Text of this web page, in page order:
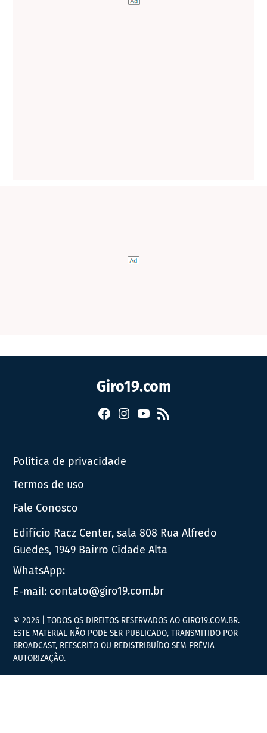
Giro19.com
FacebookInstagram
YouTube
RSS
Política de privacidade
Termos de uso
Fale Conosco
Edifício Racz Center, sala 808 Rua Alfredo
Guedes, 1949 Bairro Cidade Alta
WhatsApp:
E-mail: contato@giro19.com.br
© 2026 | TODOS OS DIREITOS RESERVADOS AO GIRO19.COM.BR.
ESTE MATERIAL NÃO PODE SER PUBLICADO, TRANSMITIDO POR
BROADCAST, REESCRITO OU REDISTRIBUÍDO SEM PRÉVIA
AUTORIZAÇÃO.